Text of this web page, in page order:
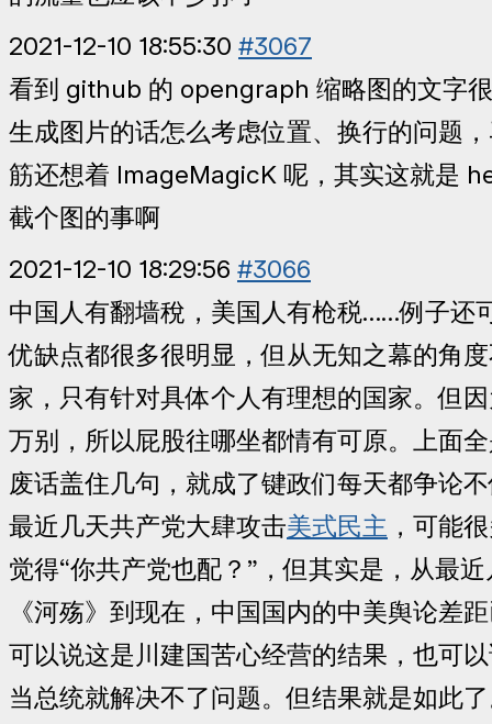
2021-12-10 18:55:30 #3067
看到 github 的 opengraph 缩略图的文字
生成图片的话怎么考虑位置、换行的问题
筋还想着 ImageMagicK 呢，其实这就是
截个图的事啊
2021-12-10 18:29:56 #3066
中国人有翻墙稅，美国人有枪税……例子还
优缺点都很多很明显，但从无知之幕的角
家，只有针对具体个人有理想的国家。但
万别，所以屁股往哪坐都情有可原。上面
废话盖住几句，就成了键政们每天都争论
最近几天共产党大肆攻击美式民主 ，可能
觉得“你共产党也配？”，但其实是，从最
《河殇》到现在，中国国内的中美舆论差
可以说这是川建国苦心经营的结果，也可
当总统就解决不了问题。但结果就是如此